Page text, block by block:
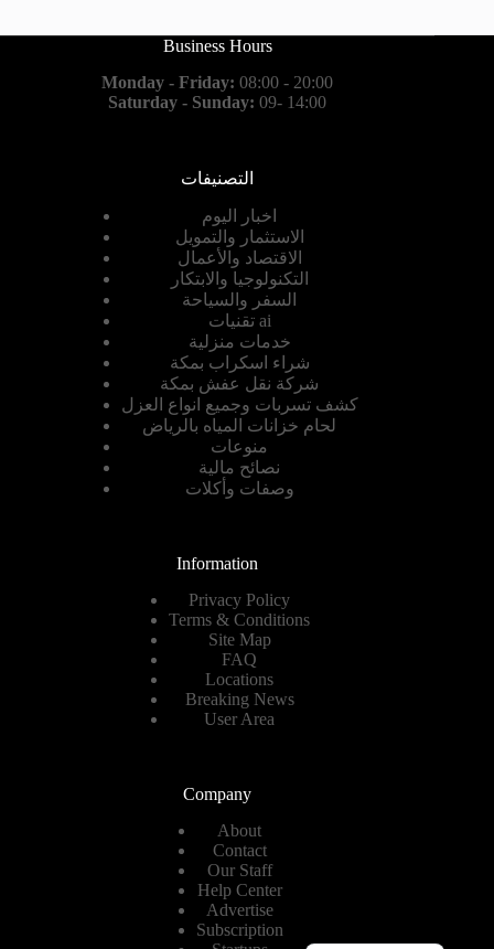
Business Hours
Monday - Friday: 08:00 - 20:00
Saturday - Sunday: 09- 14:00
التصنيفات
اخبار اليوم
الاستثمار والتمويل
الاقتصاد والأعمال
التكنولوجيا والابتكار
السفر والسياحة
تقنيات ai
خدمات منزلية
شراء اسكراب بمكة
شركة نقل عفش بمكة
كشف تسربات وجميع انواع العزل
لحام خزانات المياه بالرياض
منوعات
نصائح مالية
وصفات وأكلات
Information
Privacy Policy
Terms & Conditions
Site Map
FAQ
Locations
Breaking News
User Area
Company
About
Contact
Our Staff
Help Center
Advertise
Subscription